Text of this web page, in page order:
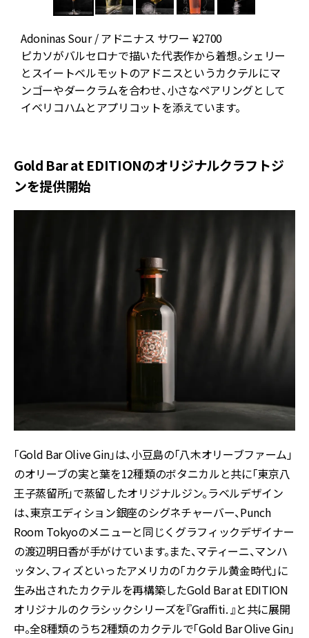
Adoninas Sour / アドニナス サワー ¥2700
ピカソがバルセロナで描いた代表作から着想。シェリー
とスイートベルモットのアドニスというカクテルにマ
ンゴーやダークラムを合わせ、小さなペアリングとして
イベリコハムとアプリコットを添えています。
Gold Bar at EDITIONのオリジナルクラフトジ
ンを提供開始
「Gold Bar Olive Gin」は、小豆島の「八木オリーブファーム」
のオリーブの実と葉を12種類のボタニカルと共に「東京八
王子蒸留所」で蒸留したオリジナルジン。ラベルデザイン
は、東京エディション銀座のシグネチャーバー、Punch
Room Tokyoのメニューと同じくグラフィックデザイナー
の渡辺明日香が手がけています。また、マティーニ、マンハ
ッタン、フィズといったアメリカの「カクテル黄金時代」に
生み出されたカクテルを再構築したGold Bar at EDITION
オリジナルのクラシックシリーズを『Graffiti. 』と共に展開
中。全8種類のうち2種類のカクテルで「Gold Bar Olive Gin」